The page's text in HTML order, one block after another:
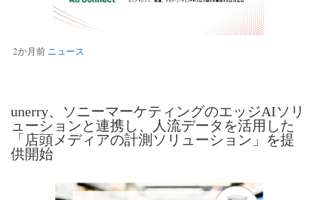
2か月前 ニュース
unerry、ソニーマーケティングのエッジAIソリ
ューションと連携し、人流データを活用した
「店頭メディアの計測ソリューション」を提
供開始